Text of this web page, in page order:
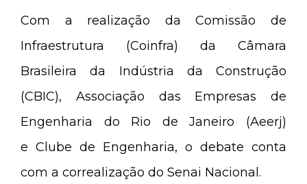
Com a realização da Comissão de
Infraestrutura (Coinfra) da Câmara
Brasileira da Indústria da Construção
(CBIC), Associação das Empresas de
Engenharia do Rio de Janeiro (Aeerj)
e Clube de Engenharia, o debate conta
com a correalização do Senai Nacional.